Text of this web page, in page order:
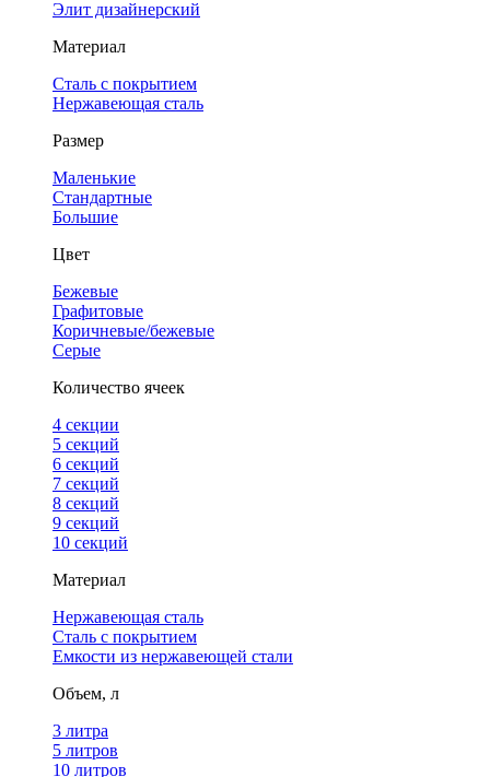
Элит дизайнерский
Материал
Сталь с покрытием
Нержавеющая сталь
Размер
Маленькие
Стандартные
Большие
Цвет
Бежевые
Графитовые
Коричневые/бежевые
Серые
Количество ячеек
4 cекции
5 секций
6 секций
7 секций
8 секций
9 секций
10 секций
Материал
Нержавеющая сталь
Сталь с покрытием
Емкости из нержавеющей стали
Объем, л
3 литра
5 литров
10 литров